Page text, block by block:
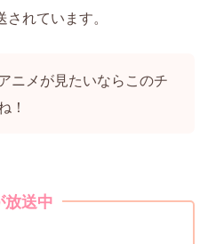
れています。
ニメが見たいならこのチ
！
放送中